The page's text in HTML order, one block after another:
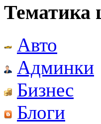
Тематика
Авто
Админки
Бизнес
Блоги